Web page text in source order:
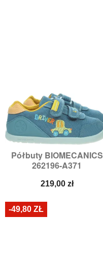
Półbuty BIOMECANICS
262196-A371
Cena
219,00 zł
-49,80 ZŁ